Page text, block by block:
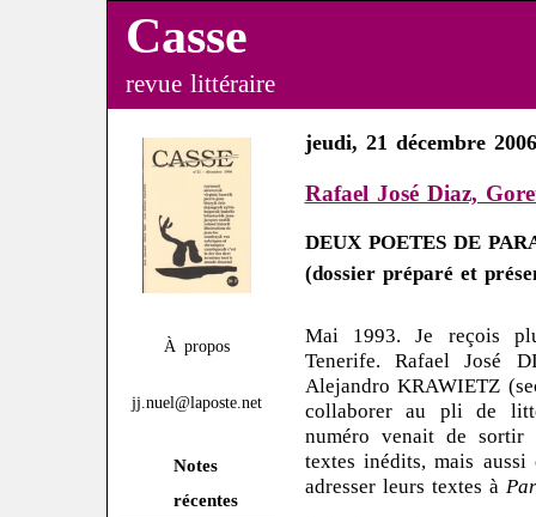
Casse
revue littéraire
À propos
jj.nuel@laposte.net
Notes
récentes
jeudi, 21 décembre 2006
Rafael José Diaz,
DEUX POETES DE
(dossier préparé et
Mai 1993. Je reçois
Tenerife. Rafael José
Alejandro KRAWIETZ
collaborer au pli de
numéro venait de sortir
textes inédits, mais
adresser leurs textes à